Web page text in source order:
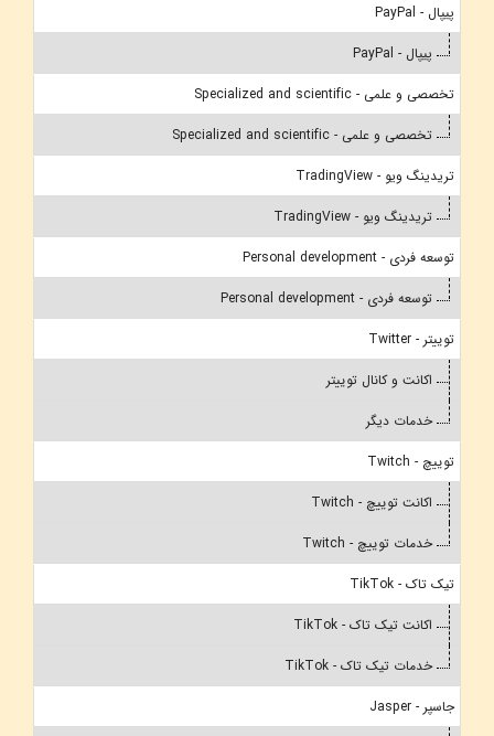
پیپال - PayPal
پیپال - PayPal
تخصصی و علمی - Specialized and scientific
تخصصی و علمی - Specialized and scientific
تریدینگ ویو - TradingView
تریدینگ ویو - TradingView
توسعه فردی - Personal development
توسعه فردی - Personal development
توییتر - Twitter
اکانت و کانال توییتر
خدمات دیگر
توییچ - Twitch
اکانت توییچ - Twitch
خدمات توییچ - Twitch
تیک تاک - TikTok
اکانت تیک تاک - TikTok
خدمات تیک تاک - TikTok
جاسپر - Jasper